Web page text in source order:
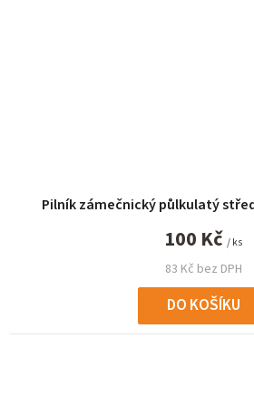
Pilník zámečnický půlkulatý
83 Kč bez DPH
100 Kč / ks
DO KOŠÍKU